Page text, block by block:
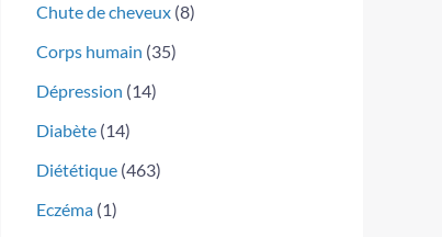
Chute de cheveux (8)
Corps humain (35)
Dépression (14)
Diabète (14)
Diététique (463)
Eczéma (1)